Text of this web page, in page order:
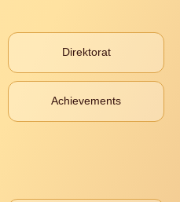
Direktorat
Achievements